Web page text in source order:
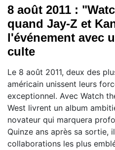
8 août 2011 :
quand Jay-Z et
l'événement avec
culte
Le 8 août 2011, deux des
américain unissent leurs
exceptionnel. Avec Watch
West livrent un album
novateur qui marquera
Quinze ans après sa sortie,
collaborations les plus